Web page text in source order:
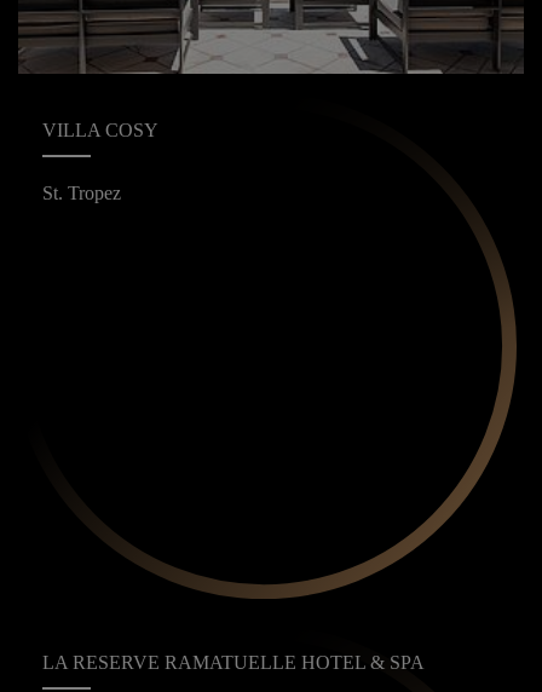
VILLA COSY
St. Tropez
LA RESERVE RAMATUELLE HOTEL & SPA